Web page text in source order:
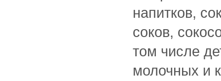
напитков,
соков,
том числе
молочных и